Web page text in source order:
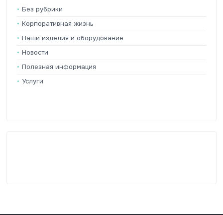
Без рубрики
Корпоративная жизнь
Наши изделия и оборудование
Новости
Полезная информация
Услуги